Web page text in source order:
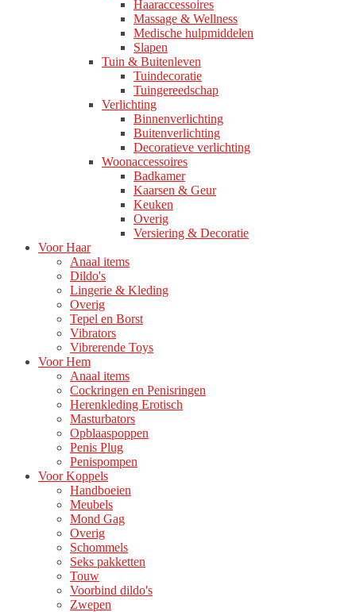
Haaraccessoires
Massage & Wellness
Medische hulpmiddelen
Slapen
Tuin & Buitenleven
Tuindecoratie
Tuingereedschap
Verlichting
Binnenverlichting
Buitenverlichting
Decoratieve verlichting
Woonaccessoires
Badkamer
Kaarsen & Geur
Keuken
Overig
Versiering & Decoratie
Voor Haar
Anaal items
Dildo's
Lingerie & Kleding
Overig
Tepel en Borst
Vibrators
Vibrerende Toys
Voor Hem
Anaal items
Cockringen en Penisringen
Herenkleding Erotisch
Masturbators
Opblaaspoppen
Penis Plug
Penispompen
Voor Koppels
Handboeien
Meubels
Mond Gag
Overig
Schommels
Seks pakketten
Touw
Voorbind dildo's
Zwepen